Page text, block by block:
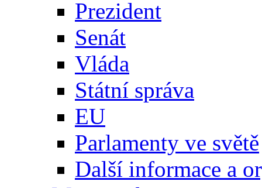
Prezident
Senát
Vláda
Státní správa
EU
Parlamenty ve světě
Další informace a